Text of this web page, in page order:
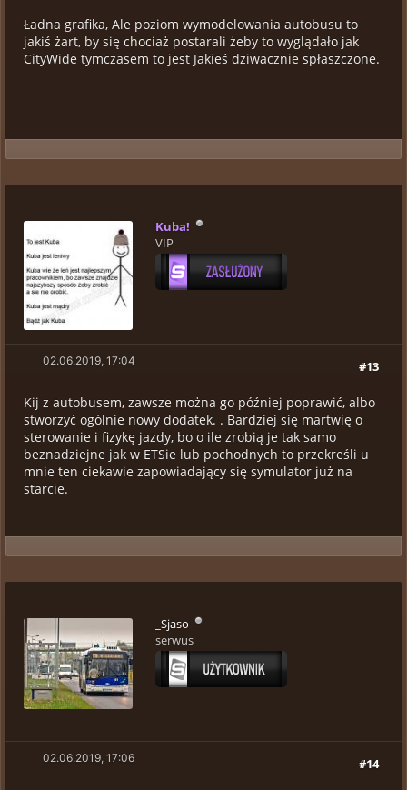
Ładna grafika, Ale poziom wymodelowania autobusu to
jakiś żart, by się chociaż postarali żeby to wyglądało jak
CityWide tymczasem to jest Jakieś dziwacznie spłaszczone.
Kuba!
VIP
#13
02.06.2019, 17:04
Kij z autobusem, zawsze można go później poprawić, albo
stworzyć ogólnie nowy dodatek. . Bardziej się martwię o
sterowanie i fizykę jazdy, bo o ile zrobią je tak samo
beznadziejne jak w ETSie lub pochodnych to przekreśli u
mnie ten ciekawie zapowiadający się symulator już na
starcie.
_Sjaso
serwus
#14
02.06.2019, 17:06